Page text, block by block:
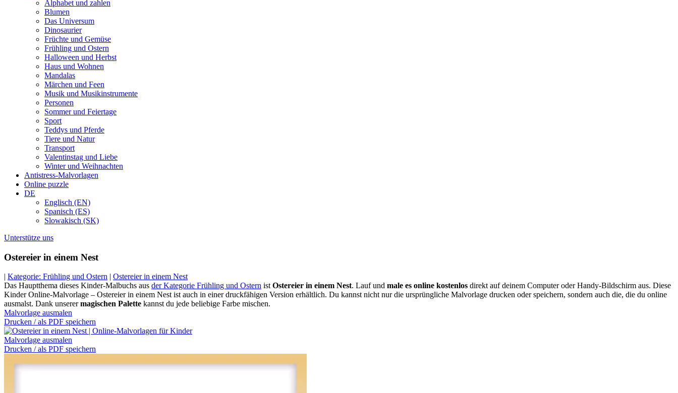
Alphabet und zahlen
Blumen
Das Universum
Dinosaurier
Früchte und Gemüse
Frühling und Ostern
Halloween und Herbst
Haus und Wohnen
Mandalas
Märchen und Feen
Musik und Musikinstrumente
Personen
Sommer und Feiertage
Sport
Teddys und Pferde
Tiere und Natur
Transport
Valentinstag und Liebe
Winter und Weihnachten
Antistress-Malvorlagen
Online puzzle
DE
Englisch (EN)
Spanisch (ES)
Slowakisch (SK)
Unterstütze uns
Ostereier in einem Nest
| Kategorie: Frühling und Ostern | Ostereier in einem Nest
Das Hauptthema dieses Kinder-Malbuchs aus der Kategorie Frühling und Ostern istOstereier in einem Nest. Lauf und male es online kostenlos direkt auf deinem Computer oder Handy-Bildschirm aus. Diese
Kinder Online-Malvorlage – Ostereier in einem Nest ist auch in einer druckfähigen Version erhältlich. Du kannst nicht nur die ursprüngliche Malvorlage drucken oder speichern, sondern auch die, die du online
ausmalst. Dank unserermagischen Palette kannst du jede beliebige Farbe mischen.
Malvorlage ausmalen
Drucken / als PDF speichern
Malvorlage ausmalen
Drucken / als PDF speichern